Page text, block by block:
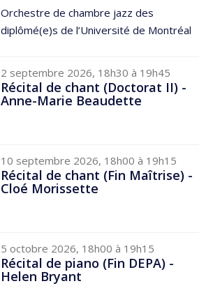
Orchestre de chambre jazz des
diplômé(e)s de l’Université de Montréal
2 septembre 2026, 18h30 à 19h45
Récital de chant (Doctorat II) -
Anne-Marie Beaudette
10 septembre 2026, 18h00 à 19h15
Récital de chant (Fin Maîtrise) -
Cloé Morissette
5 octobre 2026, 18h00 à 19h15
Récital de piano (Fin DEPA) -
Helen Bryant